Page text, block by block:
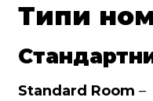
Типи
Standard Room –